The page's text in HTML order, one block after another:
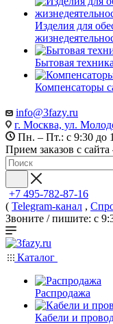
Изделия для
Бытовая
Компенсаторы
info@3fazy.ru
г. Москва, ул.
Пн. – Пт.: с 9:30 до
Прием заказов с
+7 495-782-87-16
( Telegram-канал ,
Звоните / пишите: с
Каталог
Распродажа
Кабели и